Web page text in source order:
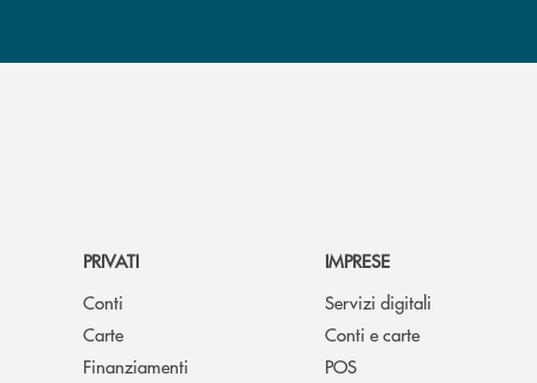
PRIVATI
Conti
Carte
Finanziamenti
IMPRESE
Servizi digitali
Conti e carte
POS